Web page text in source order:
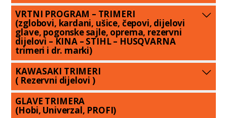
VRTNI PROGRAM – TRIMERI
(zglobovi, kardani, ušice, čepovi, dijelovi
glave, pogonske sajle, oprema, rezervni
dijelovi – KINA – STIHL – HUSQVARNA
trimeri i dr. marki)
KAWASAKI TRIMERI
( Rezervni dijelovi )
GLAVE TRIMERA
(Hobi, Univerzal, PROFI)